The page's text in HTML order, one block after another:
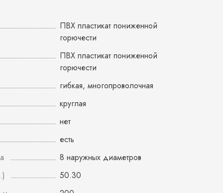
ПВХ пластикат пониженной
горючести
ПВХ пластикат пониженной
горючести
гибкая, многопроволочная
круглая
нет
есть
8 наружных диаметров
50.30